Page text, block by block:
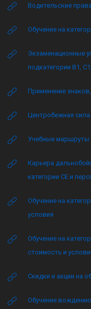
Водительские
Обучение на
Экзаменационные
подкатегории B1,
Применение
Центробежная
Учебные маршруты
Карьера
категории CE и
Обучение на
условия
Обучение на
стоимость и
Скидки и акции на
Обучение вождению